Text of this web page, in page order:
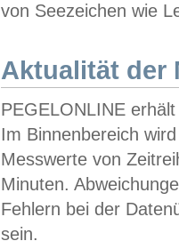
von Seezeichen wie
Aktualität der
PEGELONLINE
Im Binnenbereich
Messwerte von
Minuten.
Fehlern bei der
sein.